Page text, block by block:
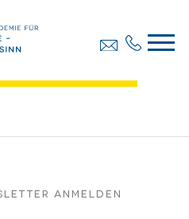
Frrojak Loreta
anmelden